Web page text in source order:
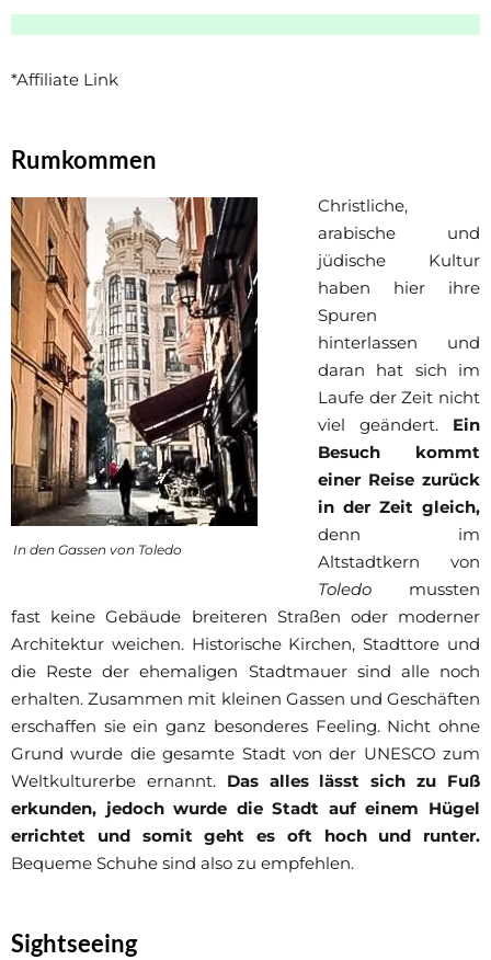
*Affiliate Link
Rumkommen
In den Gassen von Toledo
Christliche,
arabische und
jüdische Kultur
haben hier ihre
Spuren
hinterlassen und
daran hat sich im
Laufe der Zeit nicht
viel geändert. Ein
Besuch kommt
einer Reise zurück
in der Zeit gleich,
denn im
Altstadtkern von
Toledo mussten
fast keine Gebäude breiteren Straßen oder moderner
Architektur weichen. Historische Kirchen, Stadttore und
die Reste der ehemaligen Stadtmauer sind alle noch
erhalten. Zusammen mit kleinen Gassen und Geschäften
erschaffen sie ein ganz besonderes Feeling. Nicht ohne
Grund wurde die gesamte Stadt von der UNESCO zum
Weltkulturerbe ernannt. Das alles lässt sich zu Fuß
erkunden, jedoch wurde die Stadt auf einem Hügel
errichtet und somit geht es oft hoch und runter.
Bequeme Schuhe sind also zu empfehlen.
Sightseeing